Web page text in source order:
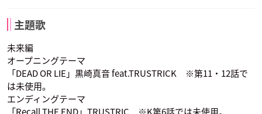
三森すずこ
ミ)
主題歌
未来編
オープニングテーマ
「DEAD OR LIE」黒崎真音 feat.TRUSTRICK ※第11・12話で
は未使用。
エンディングテーマ